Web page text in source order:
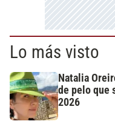
Lo más visto
Natalia
de pelo que
2026